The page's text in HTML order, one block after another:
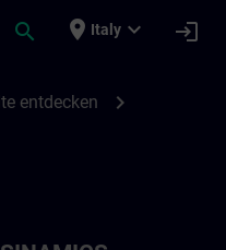
search place Italy expand_more login
entdecken chevron_right